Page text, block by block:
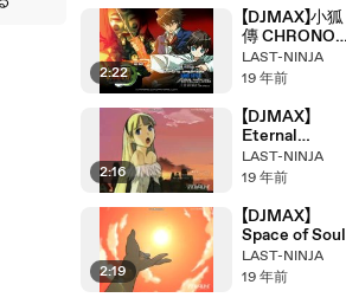
2:22
【DJMAX】小狐
傳 CHRONO
BREAKERS
LAST-NINJA
19 年前
2:16
【DJMAX】
Eternal
Memory(少女
の夢)
LAST-NINJA
19 年前
2:19
【DJMAX】
Space of Soul
LAST-NINJA
19 年前